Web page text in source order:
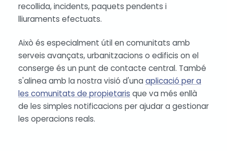
recollida, incidents, paquets pendents i
lliuraments efectuats.
Això és especialment útil en comunitats amb
serveis avançats, urbanitzacions o edificis on el
conserge és un punt de contacte central. També
s'alinea amb la nostra visió d'una aplicació per a
les comunitats de propietaris que va més enllà
de les simples notificacions per ajudar a gestionar
les operacions reals.